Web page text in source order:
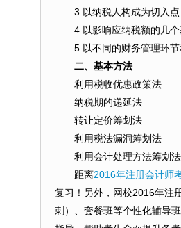
3.以纳税人构成为切入点
4.以影响应纳税额的几
5.以不同的财务管理环
二、基本方法
利用税收优惠政策法
纳税期的递延法
转让定价筹划法
利用税法漏洞筹划法
利用会计处理方法筹划法
距离2016年注册会计师
复习！另外，网校2016年注
刺）、套餐班等个性化辅导